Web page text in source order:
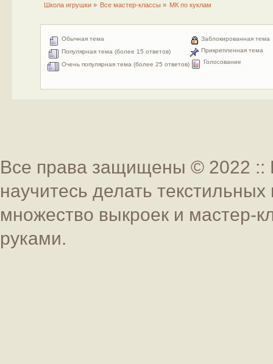
Школа игрушки» Все мастер-классы » МК по куклам
Обычная тема
Популярная тема (более 15 ответов)
Очень популярная тема (более 25 ответов)
Заблокированная тема
Прикрепленная тема
Голосование
Все права защищены © 2022
научитесь делать
множество выкроек и мастер-
руками.